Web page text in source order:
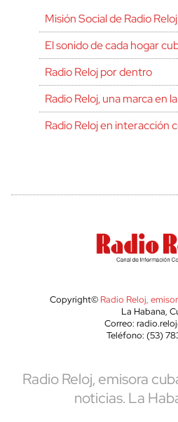
Misión Social de Radio Reloj
El sonido de cada hogar
Radio Reloj por dentro
Radio Reloj, una marca en
Radio Reloj en interacción
Copyright© Radio Reloj,
La Habana,
Correo:
Teléfono: (53)
Radio Reloj, emisora
noticias. La